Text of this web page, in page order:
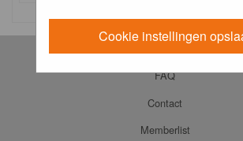
Cookie instellingen
FAQ
Contact
Memberlist